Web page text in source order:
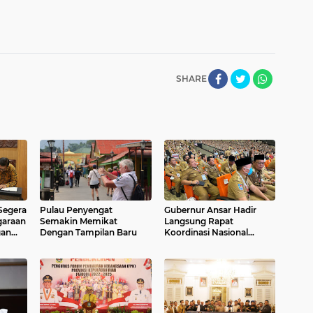
SHARE
Pulau Penyengat
Semakin Memikat
Dengan Tampilan Baru
Gubernur Ansar Hadir
Langsung Rapat
Koordinasi Nasional
Indonesia